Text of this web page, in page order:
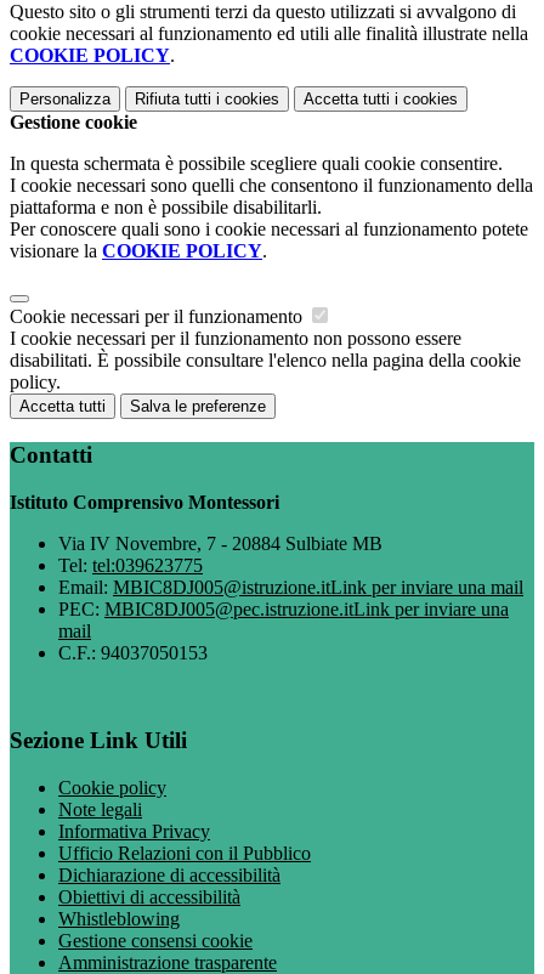
Questo sito o gli strumenti terzi da questo utilizzati si avvalgono di
cookie necessari al funzionamento ed utili alle finalità illustrate nella
COOKIE POLICY.
Personalizza Rifiuta tutti i cookies Accetta tutti i cookies
Gestione cookie
In questa schermata è possibile scegliere quali cookie consentire.
I cookie necessari sono quelli che consentono il funzionamento della
piattaforma e non è possibile disabilitarli.
Per conoscere quali sono i cookie necessari al funzionamento potete
visionare la COOKIE POLICY.
Cookie necessari per il funzionamento
I cookie necessari per il funzionamento non possono essere
disabilitati. È possibile consultare l'elenco nella pagina della cookie
policy.
Accetta tutti Salva le preferenze
Contatti
Istituto Comprensivo Montessori
Via IV Novembre, 7 - 20884 Sulbiate MB
Tel: tel:039623775
Email: MBIC8DJ005@istruzione.itLink per inviare una mail
PEC: MBIC8DJ005@pec.istruzione.itLink per inviare una
mail
C.F.: 94037050153
Sezione Link Utili
Cookie policy
Note legali
Informativa Privacy
Ufficio Relazioni con il Pubblico
Dichiarazione di accessibilità
Obiettivi di accessibilità
Whistleblowing
Gestione consensi cookie
Amministrazione trasparente